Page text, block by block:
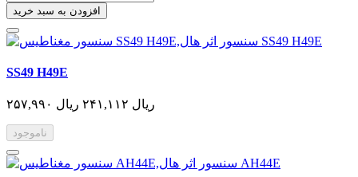
افزودن به سبد خرید
SS49 H49E
۲۵۷,۹۹۰ ریال ۲۴۱,۱۱۲ ریال
ناموجود